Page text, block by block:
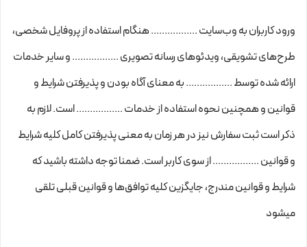
ورود کاربران به وب‏‌سایت ................. هنگام استفاده از پروفایل شخصی،
طرح‏‌های تشویقی، ویدئوهای رسانه تصویری ................. و سایر خدمات
ارائه شده توسط ................. به معنای آگاه بودن و پذیرفتن شرایط و
قوانین و همچنین نحوه استفاده از خدمات ................. است. لازم به
ذکر است ثبت سفارش نیز در هر زمان به معنی پذیرفتن کامل کلیه شرایط
و قوانین ................. از سوی کاربر است. ضمنا توجه داشته باشید که
شرایط و قوانین مندرج، جایگزین کلیه توافق‏‌ها و قوانین قبلی تلقی
میشود